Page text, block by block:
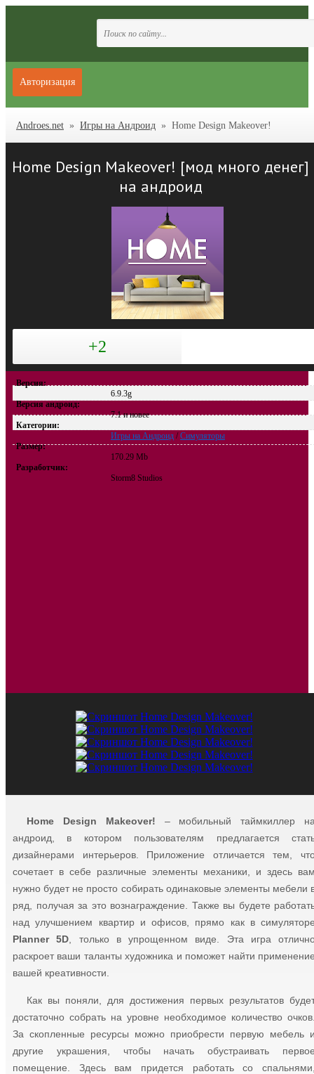
Авторизация
Androes.net » Игры на Андроид » Home Design Makeover!
Home Design Makeover! [мод много денег]
на андроид
+2
Версия:
6.9.3g
Версия андроид:
7.1 и новее
Категории:
Игры на Андроид /Симуляторы
Размер:
170.29 Mb
Разработчик:
Storm8 Studios
Home Design Makeover! – мобильный таймкиллер
андроид, в котором пользователям предлагается
дизайнерами интерьеров. Приложение отличается тем,
сочетает в себе различные элементы механики, и здесь
нужно будет не просто собирать одинаковые элементы мебели
ряд, получая за это вознаграждение. Также вы будете
над улучшением квартир и офисов, прямо как в
Planner 5D , только в упрощенном виде. Эта игра
раскроет ваши таланты художника и поможет найти
вашей креативности.
Как вы поняли, для достижения первых результатов
достаточно собрать на уровне необходимое количество
За скопленные ресурсы можно приобрести первую мебель
другие украшения, чтобы начать обустраивать
помещение. Здесь вам придется работать со